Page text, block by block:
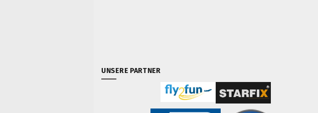
UNSERE PARTNER